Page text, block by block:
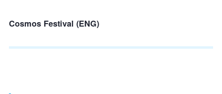
Cosmos Festival (ENG)